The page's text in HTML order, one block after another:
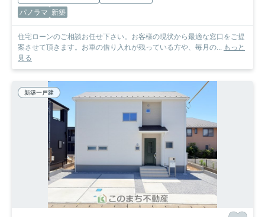
パノラマ 新築
住宅ローンのご相談お任せ下さい。お客様の現状から最適な窓口をご提
案させて頂きます。お車の借り入れが残っている方や、毎月の... もっと
見る
新築一戸建